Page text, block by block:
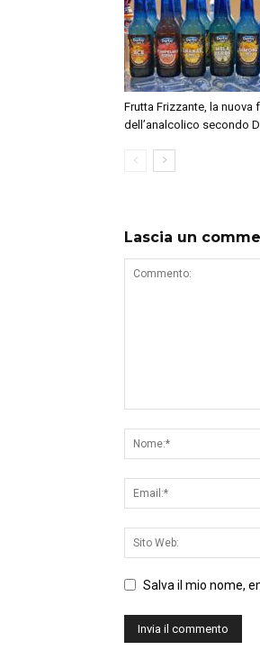
Frutta Frizzante, la nuova
dell’analcolico secondo
Lascia un
Salva il mio nome,